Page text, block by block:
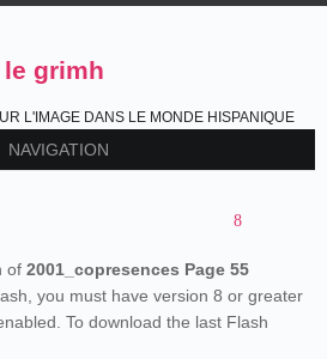
le grimh
L'IMAGE DANS LE MONDE HISPANIQUE
NAVIGATION
of 2001_copresences Page 55
you must have version 8 or greater
To download the last Flash